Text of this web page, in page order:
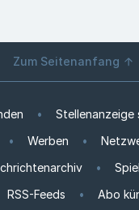
Zum Seitenanfang
Stellenanzeige
Werben
RSS-Feeds
Abo